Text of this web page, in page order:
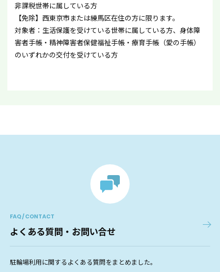
非課税世帯に属している方
【免除】西東京市または練馬区在住の方に限ります。
対象者：生活保護を受けている世帯に属している方、身体障
害者手帳・精神障害者保健福祉手帳・療育手帳（愛の手帳）
のいずれかの交付を受けている方
FAQ / CONTACT
よくある質問・お問い合せ
駐輪場利用に関するよくある質問をまとめました。